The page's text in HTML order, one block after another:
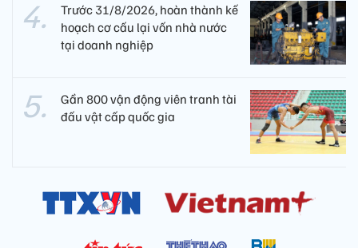
Trước 31/8/2026, hoàn thành kế
hoạch cơ cấu lại vốn nhà nước
tại doanh nghiệp
Gần 800 vận động viên tranh tài
đấu vật cấp quốc gia